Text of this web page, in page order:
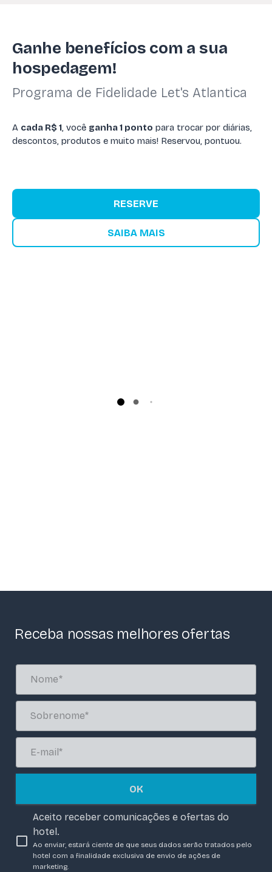
Ganhe benefícios com a sua
hospedagem!
Programa de Fidelidade Let's Atlantica
A cada R$ 1, você ganha 1 ponto para trocar por diárias,
descontos, produtos e muito mais! Reservou, pontuou.
RESERVE
SAIBA MAIS
Receba nossas melhores ofertas
OK
Aceito receber comunicações e ofertas do
hotel.
Ao enviar, estará ciente de que seus dados serão tratados pelo
hotel com a finalidade exclusiva de envio de ações de
marketing.